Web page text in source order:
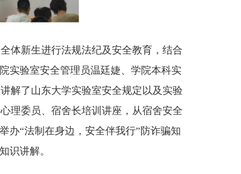
全体新生进行法规法纪及安全教育，结合
实验室安全管理员温廷婕、学院本科实
解了山东大学实验室安全规定以及实验
理委员、宿舍长培训讲座，从宿舍安全
办“法制在身边，安全伴我行”防诈骗知
识讲解。